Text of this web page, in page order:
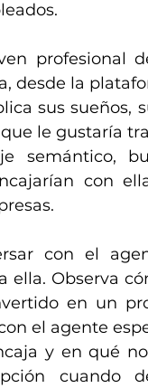
profesional
desde la
sus sueños,
le gustaría
semántico,
con
con el
Observa
en un
el agente
y en qué
cuando